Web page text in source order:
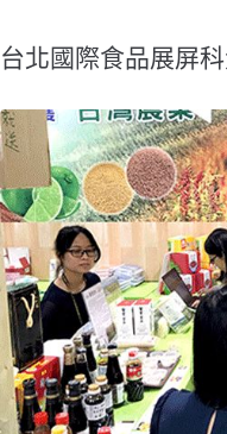
台北國際食品展屏